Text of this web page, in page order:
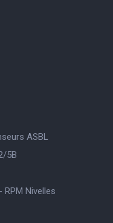
ASBL
5B
RPM Nivelles